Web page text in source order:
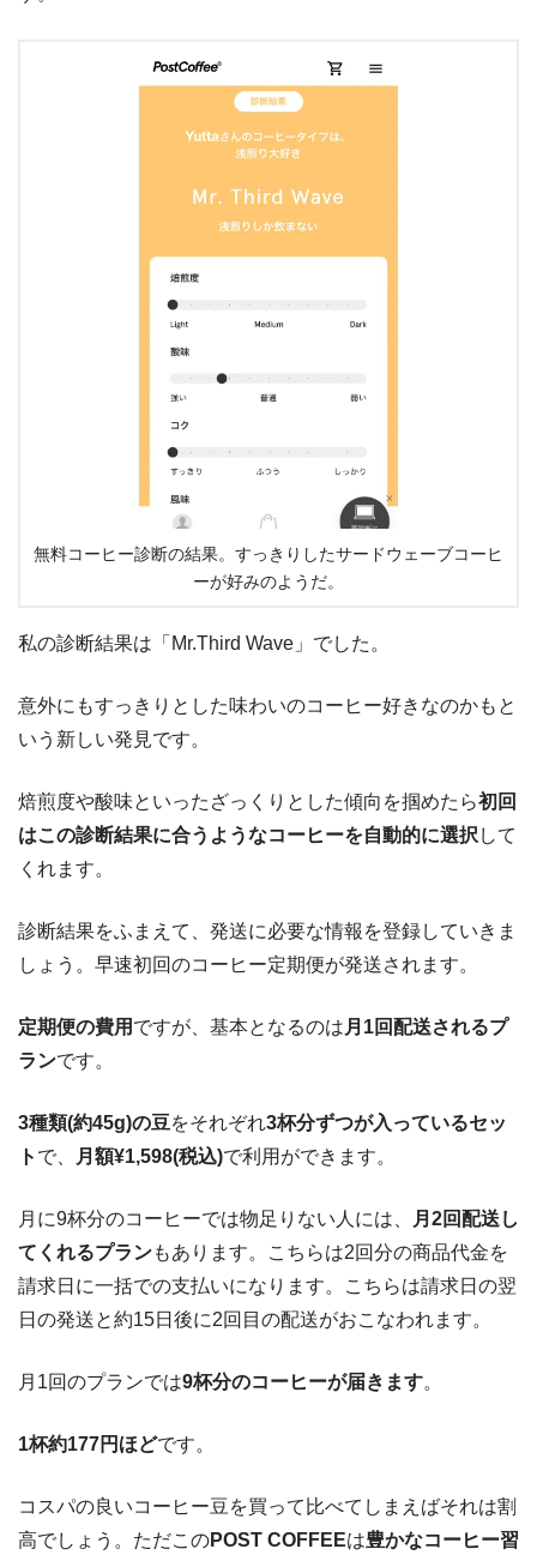
無料コーヒー診断の結果。すっきりしたサードウェーブコーヒ
ーが好みのようだ。
私の診断結果は「Mr.Third Wave」でした。
意外にもすっきりとした味わいのコーヒー好きなのかもと
いう新しい発見です。
焙煎度や酸味といったざっくりとした傾向を掴めたら初回
はこの診断結果に合うようなコーヒーを自動的に選択 して
くれます。
診断結果をふまえて、発送に必要な情報を登録していきま
しょう。早速初回のコーヒー定期便が発送されます。
定期便の費用 ですが、基本となるのは 月1回配送されるプ
ランです。
3種類(約45g)の豆をそれぞれ3杯分ずつが入っているセッ
ト で、 月額¥1,598(税込)で利用ができます。
月に9杯分のコーヒーでは物足りない人には、
月2回配送し
てくれるプランもあります。こちらは2回分の商品代金を
請求日に一括での支払いになります。こちらは請求日の翌
日の発送と約15日後に2回目の配送がおこなわれます。
月1回のプランでは9杯分のコーヒーが届きます。
1杯約177円ほどです。
コスパの良いコーヒー豆を買って比べてしまえばそれは割
高でしょう。ただこのPOST COFFEEは豊かなコーヒー習